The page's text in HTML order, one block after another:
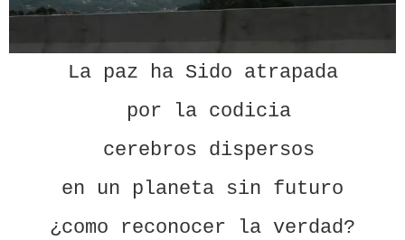
La paz ha Sido atrapada
por la codicia
cerebros dispersos
en un planeta sin futuro
¿como reconocer la verdad?